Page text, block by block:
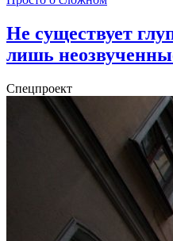
Не существует
лишь
Спецпроект